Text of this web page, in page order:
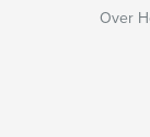
Over